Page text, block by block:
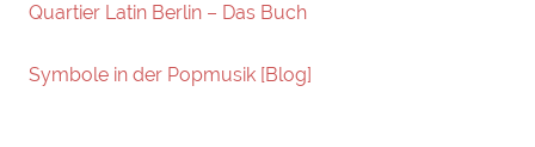
Quartier Latin Berlin – Das Buch
Symbole in der Popmusik [Blog]